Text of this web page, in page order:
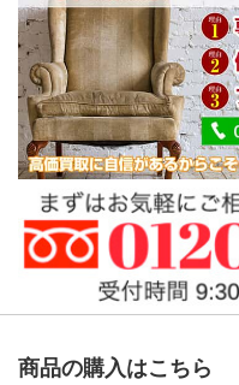
商品の購入はこちら